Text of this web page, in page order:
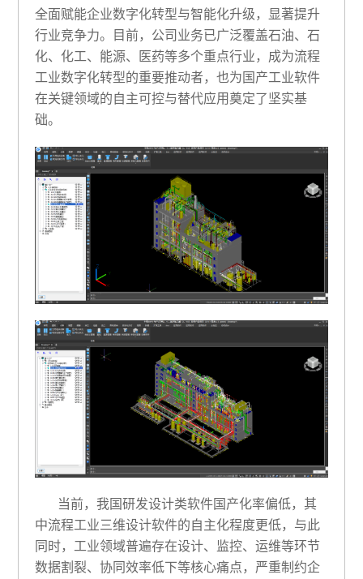
全面赋能企业数字化转型与智能化升级，显著提升
行业竞争力。目前，公司业务已广泛覆盖石油、石
化、化工、能源、医药等多个重点行业，成为流程
工业数字化转型的重要推动者，也为国产工业软件
在关键领域的自主可控与替代应用奠定了坚实基
础。
当前，我国研发设计类软件国产化率偏低，其
中流程工业三维设计软件的自主化程度更低，与此
同时，工业领域普遍存在设计、监控、运维等环节
数据割裂、协同效率低下等核心痛点，严重制约企